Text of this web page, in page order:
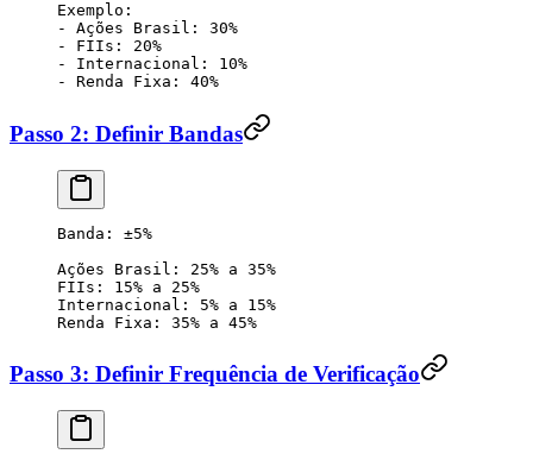
Exemplo:
- Ações Brasil: 30%
- FIIs: 20%
- Internacional: 10%
- Renda Fixa: 40%
Passo 2: Definir Bandas
Banda: ±5%
Ações Brasil: 25% a 35%
FIIs: 15% a 25%
Internacional: 5% a 15%
Renda Fixa: 35% a 45%
Passo 3: Definir Frequência de Verificação